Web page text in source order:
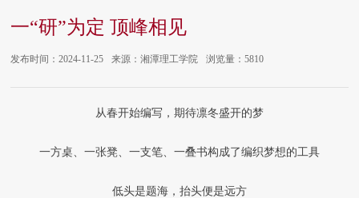
一“研”为定 顶峰相见
发布时间：2024-11-25 来源：湘潭理工学院 浏览量：5810
从春开始编写，期待凛冬盛开的梦
一方桌、一张凳、一支笔、一叠书构成了编织梦想的工具
低头是题海，抬头便是远方